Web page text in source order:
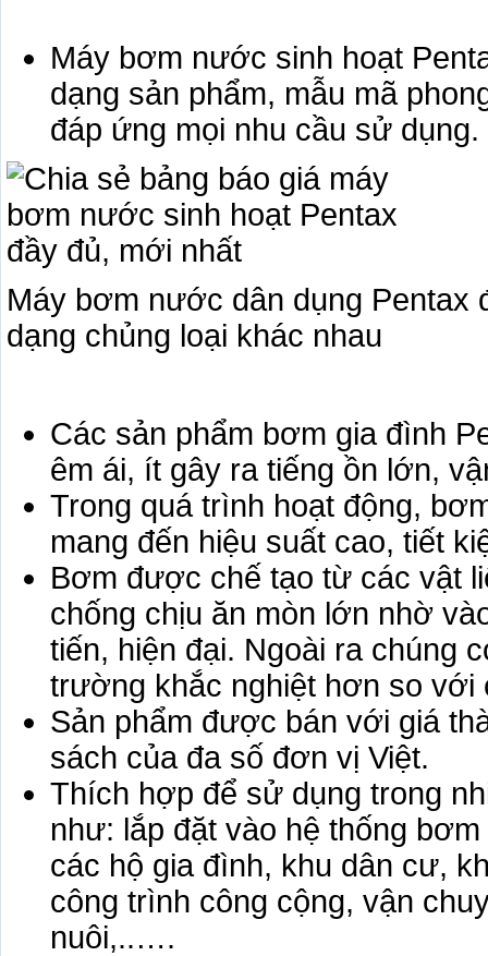
Máy bơm nước sinh hoạt
dạng sản phẩm, mẫu mã
đáp ứng mọi nhu cầu sử dụng.
Máy bơm nước dân dụng
dạng chủng loại khác nhau
Các sản phẩm bơm gia đình
êm ái, ít gây ra tiếng ồn lớn,
Trong quá trình hoạt động,
mang đến hiệu suất cao, tiết
Bơm được chế tạo từ các vật
chống chịu ăn mòn lớn nhờ
tiến, hiện đại. Ngoài ra chúng
trường khắc nghiệt hơn so
Sản phẩm được bán với giá
sách của đa số đơn vị Việt.
Thích hợp để sử dụng trong
như: lắp đặt vào hệ thống
các hộ gia đình, khu dân cư,
công trình công cộng, vận
nuôi,..….